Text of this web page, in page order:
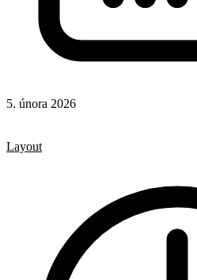
5. února 2026
Layout